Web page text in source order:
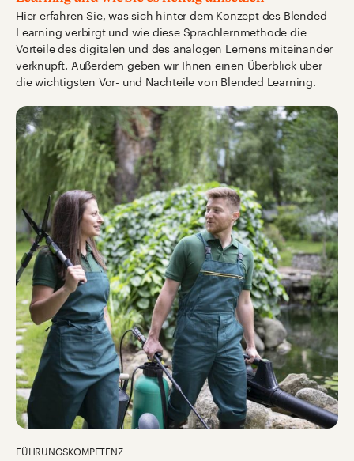
Hier erfahren Sie, was sich hinter dem Konzept des Blended
Learning verbirgt und wie diese Sprachlernmethode die
Vorteile des digitalen und des analogen Lernens miteinander
verknüpft. Außerdem geben wir Ihnen einen Überblick über
die wichtigsten Vor- und Nachteile von Blended Learning.
FÜHRUNGSKOMPETENZ